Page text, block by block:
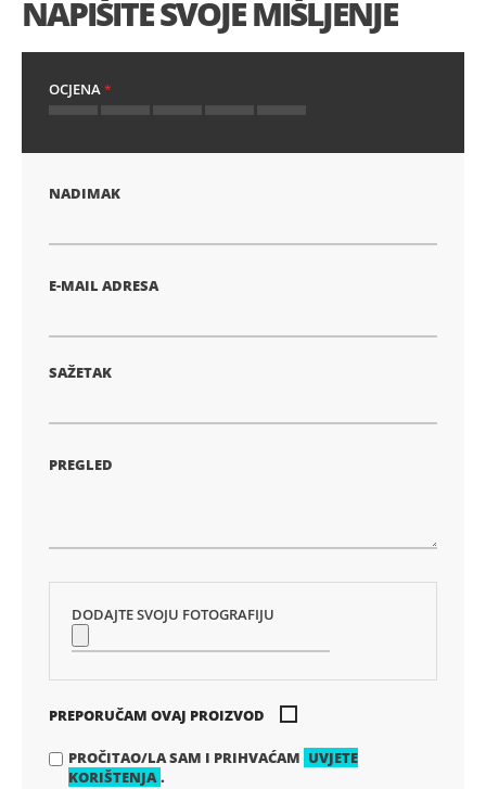
NAPIŠITE SVOJE MIŠLJENJE
OCJENA
zvijezda
zvijezde
zvijezde
zvijezde
zvijezde
NADIMAK
E-MAIL ADRESA
SAŽETAK
PREGLED
DODAJTE SVOJU FOTOGRAFIJU
PREPORUČAM OVAJ PROIZVOD
PROČITAO/LA SAM I PRIHVAĆAM UVJETE
KORIŠTENJA .